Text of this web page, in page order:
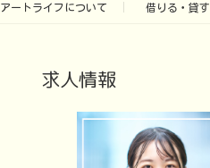
アートライフについて 借りる・貸す
求人情報